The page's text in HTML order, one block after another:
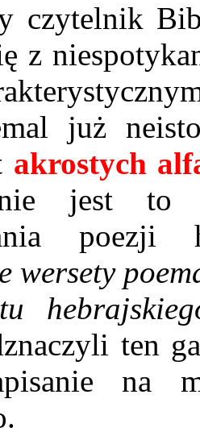
czytelnik
z
już
akrostych
nie jest to
wersety
ten
na